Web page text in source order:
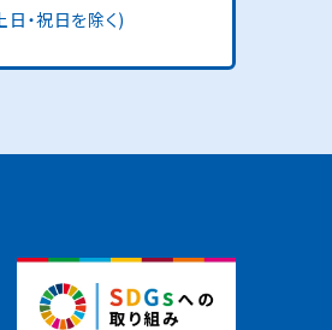
・祝日を除く)